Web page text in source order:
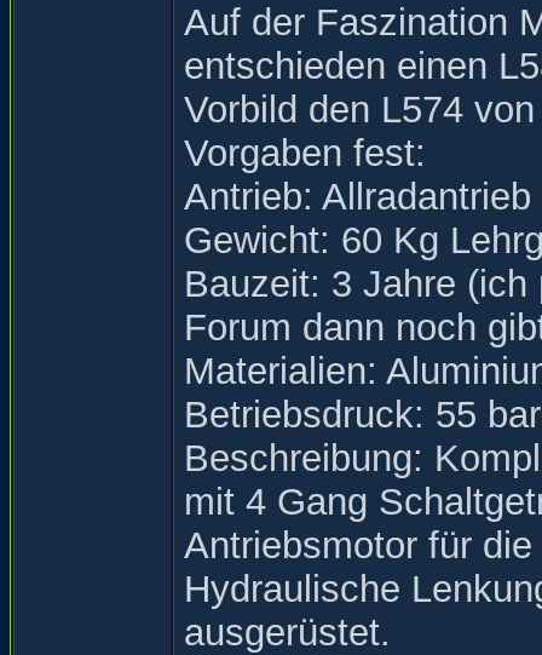
Auf der Faszination
entschieden einen
Vorbild den L574
Vorgaben fest:
Antrieb: Allradantrieb
Gewicht: 60 Kg
Bauzeit: 3 Jahre
Forum dann noch
Materialien:
Betriebsdruck: 55 bar
Beschreibung:
mit 4 Gang
Antriebsmotor für
Hydraulische
ausgerüstet.